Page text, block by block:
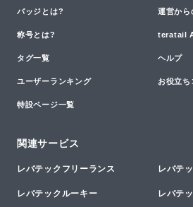
バッジとは? 運営から
称号とは? teratail
タグ一覧 ヘルプ
ユーザーランキング お役立ち
特設ページ一覧
関連サービス
レバテックフリーランス レバテ
レバテックルーキー レバテ